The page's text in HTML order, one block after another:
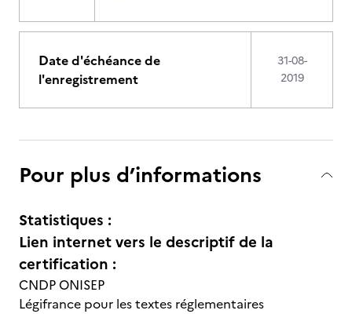
Date d'échéance de
l'enregistrement
31-08-
2019
Pour plus d’informations
Statistiques :
Lien internet vers le descriptif de la
certification :
CNDP ONISEP
Légifrance pour les textes réglementaires